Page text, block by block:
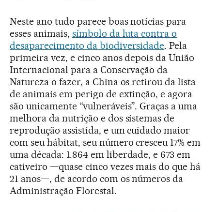
Neste ano tudo parece boas notícias para
esses animais, símbolo da luta contra o
desaparecimento da biodiversidade. Pela
primeira vez, e cinco anos depois da União
Internacional para a Conservação da
Natureza o fazer, a China os retirou da lista
de animais em perigo de extinção, e agora
são unicamente “vulneráveis”. Graças a uma
melhora da nutrição e dos sistemas de
reprodução assistida, e um cuidado maior
com seu hábitat, seu número cresceu 17% em
uma década: 1.864 em liberdade, e 673 em
cativeiro —quase cinco vezes mais do que há
21 anos—, de acordo com os números da
Administração Florestal.